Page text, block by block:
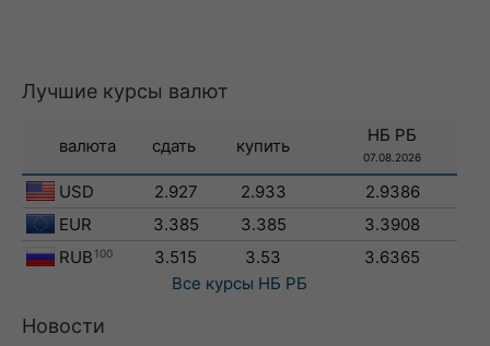
Лучшие курсы валют
валюта сдать купить
НБ РБ
07.08.2026
USD 2.927 2.933
2.9386
EUR
3.385 3.385
3.3908
RUB 100 3.515 3.53
3.6365
Все курсы НБ РБ
Новости